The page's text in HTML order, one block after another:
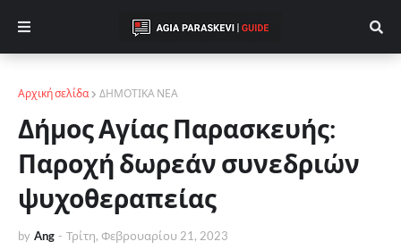
Αρχική σελίδα ΔΗΜΟΤΙΚΑ ΝΕΑ
Δήμος Αγίας Παρασκευής:
Παροχή δωρεάν συνεδριών
ψυχοθεραπείας
by Ang - Τρίτη, Φεβρουαρίου 21, 2023